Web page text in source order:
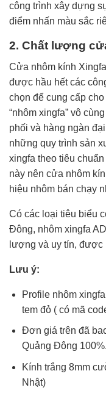
công trình xây dựng
điểm nhấn màu sắc
2. Chất lượng
Cửa nhôm kính
được hầu hết các
chọn để cung cấp
“nhôm xingfa” vô
phối và hàng ngàn
những quy trình sản
xingfa theo tiêu
này nên cửa nhôm
hiệu nhôm bán chạy
Có các loại tiêu biểu
Đông, nhôm xingfa
lượng và uy tín, được
Lưu ý:
Profile nhôm
tem đỏ ( có mã
Đơn giá trên đã
Quảng Đông 100%.
Kính trắng 8mm
Nhật)